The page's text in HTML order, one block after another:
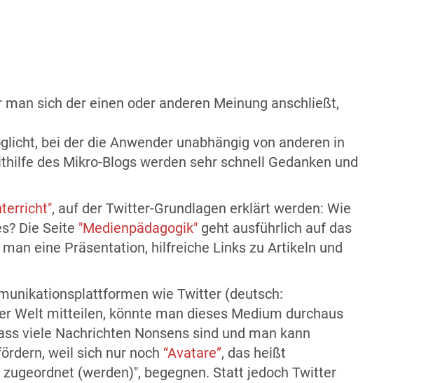
man sich der einen oder anderen Meinung anschließt,
bei der die Anwender unabhängig von anderen in
des Mikro-Blogs werden sehr schnell Gedanken und
, auf der Twitter-Grundlagen erklärt werden: Wie
Die Seite "Medienpädagogik" geht ausführlich auf das
eine Präsentation, hilfreiche Links zu Artikeln und
wie Twitter (deutsch:
Welt mitteilen, könnte man dieses Medium durchaus
viele Nachrichten Nonsens sind und man kann
weil sich nur noch “Avatare”, das heißt
(werden)", begegnen. Statt jedoch Twitter